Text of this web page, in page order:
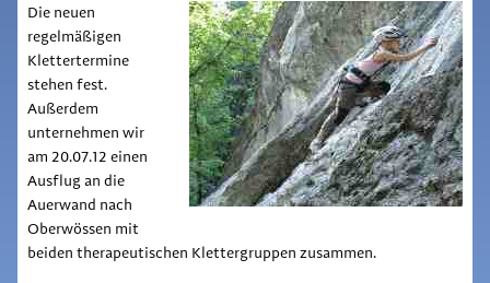
Die neuen
regelmäßigen
Klettertermine
stehen fest.
Außerdem
unternehmen wir
am 20.07.12 einen
Ausflug an die
Auerwand nach
Oberwössen mit
beiden therapeutischen Klettergruppen zusammen.